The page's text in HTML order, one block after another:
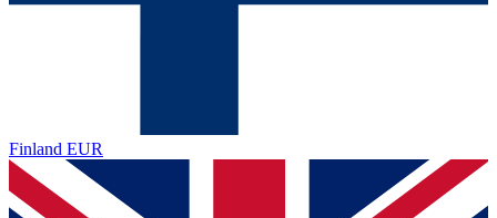
Finland EUR